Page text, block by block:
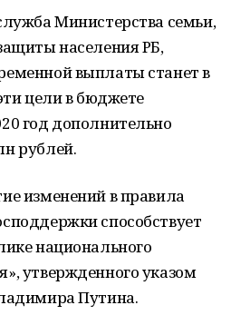
Министерства семьи,
населения РБ,
выплаты станет в
цели в бюджете
год дополнительно
рублей.
изменений в правила
способствует
национального
утвержденного указом
Путина.